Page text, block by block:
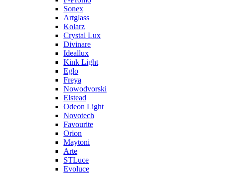
Sonex
Artglass
Kolarz
Crystal Lux
Divinare
Ideallux
Kink Light
Eglo
Freya
Nowodvorski
Elstead
Odeon Light
Novotech
Favourite
Orion
Maytoni
Arte
STLuce
Evoluce